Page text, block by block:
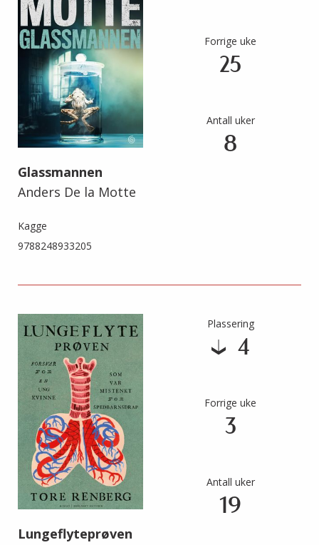
Glassmannen
Anders De la Motte
Kagge
9788248933205
Forrige uke
25
Antall uker
8
Lungeflyteprøven
Plassering
4
Forrige uke
3
Antall uker
19